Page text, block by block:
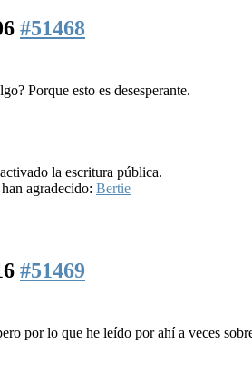
#51468
Porque esto es desesperante.
la escritura pública.
agradecido: Bertie
#51469
por lo que he leído por ahí a veces